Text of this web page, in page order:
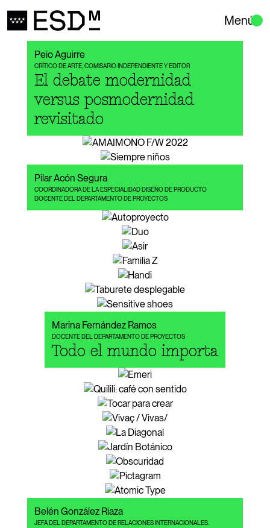
Menú
Peio Aguirre
CRÍTICO DE ARTE, COMISARIO INDEPENDIENTE Y EDITOR
El debate modernidad
versus posmodernidad
revisitado
Pilar Acón Segura
COORDINADORA DE LA ESPECIALIDAD DISEÑO DE PRODUCTO
DOCENTE DEL DEPARTAMENTO DE PROYECTOS
Marina Fernández Ramos
DOCENTE DEL DEPARTAMENTO DE PROYECTOS
Todo el mundo importa
Belén González Riaza
JEFA DEL DEPARTAMENTO DE RELACIONES INTERNACIONALES.